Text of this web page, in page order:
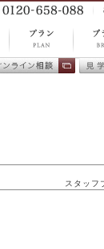
PLAN プ
スタッフ